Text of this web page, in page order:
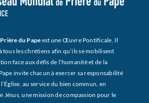
du Pape est une Œuvre Pontificale. Il
tous les chrétiens afin qu’ils se mobilisent
face aux défis de l’humanité et de la
invite chacun à exercer sa responsabilité
au service du bien commun, en
Jésus, une mission de compassion pour le